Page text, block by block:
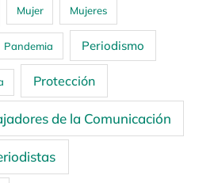
Mujer Mujeres
Pandemia Periodismo
Protección
de la Comunicación